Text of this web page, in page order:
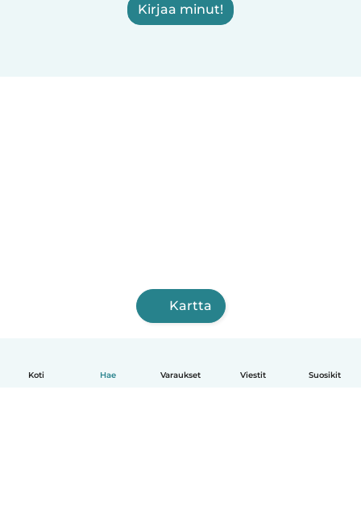
Koti Hae Varaukset Viestit Suosikit
Kirjaa minut!
Kartta